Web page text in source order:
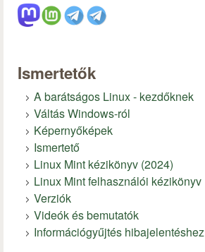
Ismertetők
A barátságos Linux - kezdőknek
Váltás Windows-ról
Képernyőképek
Ismertető
Linux Mint kézikönyv (2024)
Linux Mint felhasználói kézikönyv
Verziók
Videók és bemutatók
Információgyűjtés hibajelentéshez